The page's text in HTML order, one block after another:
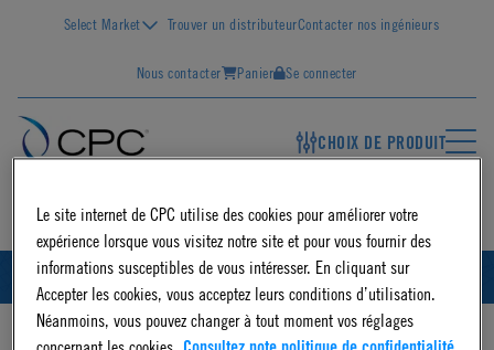
Select Market Trouver un distributeurContacter nos ingénieurs
Nous contacter Panier Se connecter
CHOIX DE PRODUIT
FRANÇAIS ID
Le site internet de CPC utilise des cookies pour améliorer votre
expérience lorsque vous visitez notre site et pour vous fournir des
informations susceptibles de vous intéresser. En cliquant sur
Accepter les cookies, vous acceptez leurs conditions d’utilisation.
Néanmoins, vous pouvez changer à tout moment vos réglages